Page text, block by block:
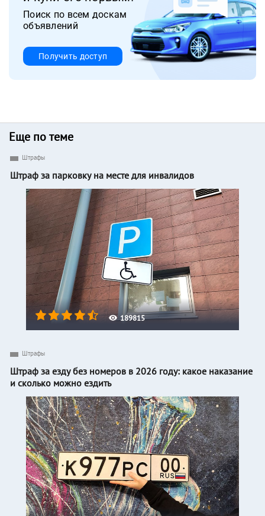
Поиск по всем доскам
объявлений
Получить доступ
Еще по теме
189815
Штрафы
Штраф за парковку на месте для инвалидов
Штрафы
Штраф за езду без номеров в 2026 году: какое наказание
и сколько можно ездить